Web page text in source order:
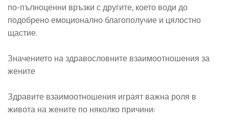
по-пълноценни връзки с другите, което води до
подобрено емоционално благополучие и цялостно
щастие.
Значението на здравословните взаимоотношения за
жените
Здравите взаимоотношения играят важна роля в
живота на жените по няколко причини: